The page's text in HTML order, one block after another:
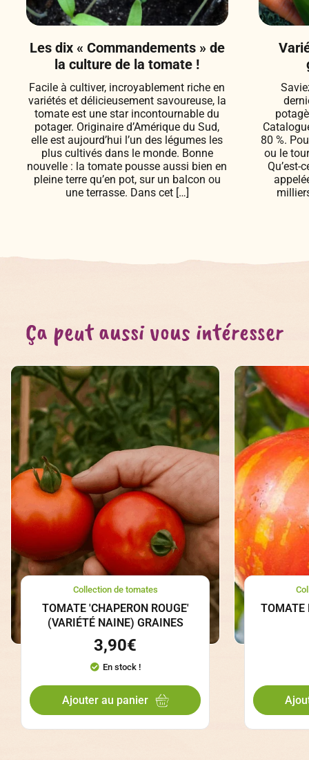
Les dix « Commandements » de
la culture de la tomate !
Facile à cultiver, incroyablement riche en
variétés et délicieusement savoureuse, la
tomate est une star incontournable du
potager. Originaire d’Amérique du Sud,
elle est aujourd’hui l’un des légumes les
plus cultivés dans le monde. Bonne
nouvelle : la tomate pousse aussi bien en
pleine terre qu’en pot, sur un balcon ou
une terrasse. Dans cet […]
80 %.
ou le
Qu’est-
Ça peut aussi vous intéresser
Collection de tomates
TOMATE 'CHAPERON ROUGE'
(VARIÉTÉ NAINE) GRAINES
3,90€
En stock !
Ajouter au panier
TOMATE